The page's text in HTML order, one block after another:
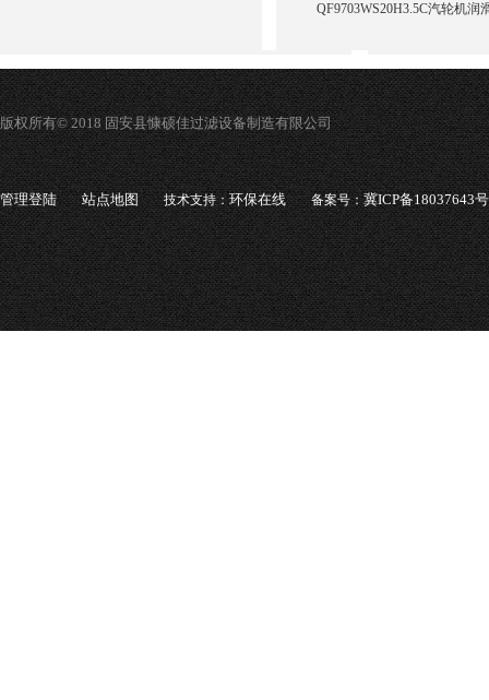
QF9703WS20H3.5C汽轮机润
版权所有© 2018 固安县慷硕佳过滤设备制造有限公司
管理登陆 站点地图 技术支持：环保在线 备案号：冀ICP备18037643